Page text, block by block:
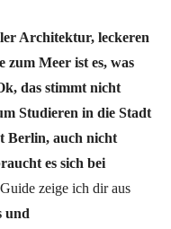
Architektur, leckeren
zum Meer ist es, was
das stimmt nicht
Studieren in die Stadt
Berlin, auch nicht
es sich bei
zeige ich dir aus
und